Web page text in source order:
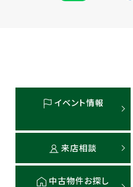
イベント情報
来店相談
中古物件お探し